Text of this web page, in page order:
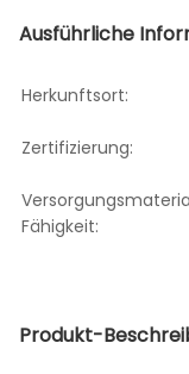
Ausführliche
Herkunftsort:
Zertifizierung:
Fähigkeit:
Produkt-